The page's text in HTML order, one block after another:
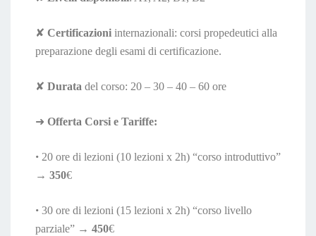
✘ Certificazioni internazionali: corsi propedeutici alla
preparazione degli esami di certificazione.
✘ Durata del corso: 20 – 30 – 40 – 60 ore
➜ Offerta Corsi e Tariffe:
• 20 ore di lezioni (10 lezioni x 2h) “corso introduttivo”
→ 350€
• 30 ore di lezioni (15 lezioni x 2h) “corso livello
parziale” → 450€